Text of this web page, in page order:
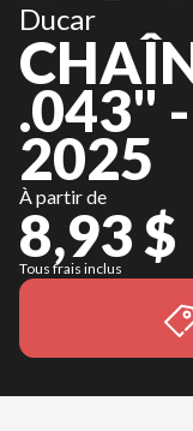
Ducar
.043"
2025
À partir de
8,93 $
Tous frais inclus